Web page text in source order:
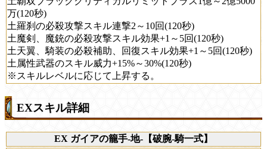
万(120秒)
土羅刹の必殺攻撃スキル連撃2～10回(120秒)
土魔剣、魔銃の必殺攻撃スキル効果+1～5回(120秒)
土天翼、騎装の必殺補助、回復スキル効果+1～5回(120秒)
土属性武器のスキル威力+15%～30%(120秒)
※スキルレベルに応じて上昇する。
EXスキル詳細
EX ガイアの籠手-地-【破腕-騎一式】